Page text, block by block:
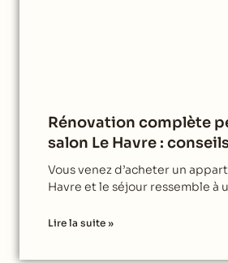
Rénovation complète
salon Le Havre :
Vous venez d’acheter un
Havre et le séjour ressemble à
Lire la suite »